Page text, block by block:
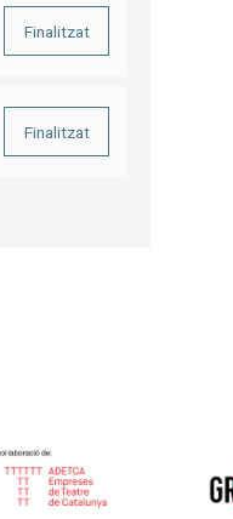
Finalitzat
Finalitzat